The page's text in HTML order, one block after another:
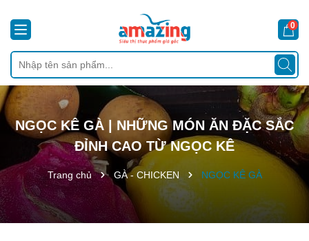
0
NGỌC KÊ GÀ | NHỮNG MÓN ĂN ĐẶC SẮC
ĐỈNH CAO TỪ NGỌC KÊ
Trang chủ GÀ - CHICKEN NGỌC KÊ GÀ